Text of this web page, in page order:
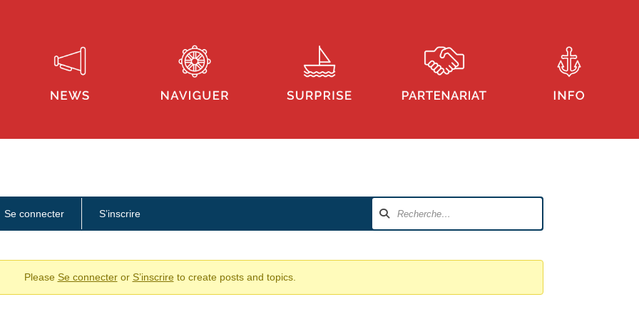
Se connecter S’inscrire
Please Se connecteror S’inscrire to create posts and topics.